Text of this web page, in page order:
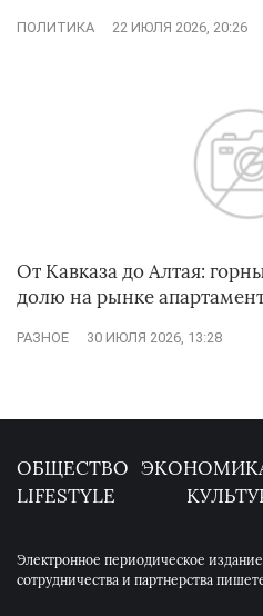
ПОЛИТИКА 22 ИЮЛЯ 2026, 20:26
От Кавказа до Алтая:
долю на рынке
РАЗНОЕ 30 ИЮЛЯ 2026, 13:28
ОБЩЕСТВО
LIFESTYLE
Электронное периодическое
сотрудничества и партнерства